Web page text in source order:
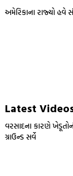
અમેરિકાના રાજ્યો હવે
Latest
વરસાદના કારણે
ગ્રાઉન્ડ સર્વે